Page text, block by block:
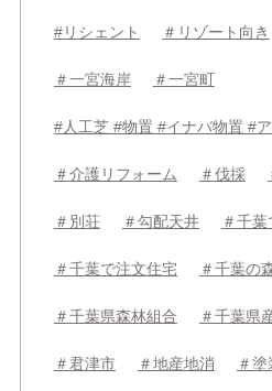
#リシェント ＃リゾート向き
＃一宮海岸 ＃一宮町
#人工芝 #物置 #イナバ物置 #
＃介護リフォーム ＃伐採
＃別荘 ＃勾配天井 ＃千
＃千葉で注文住宅 ＃千葉の
＃千葉県森林組合 ＃千葉県
＃君津市 ＃地産地消 ＃塗